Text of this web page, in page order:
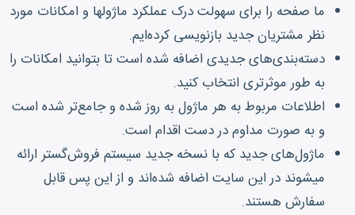
ما صفحه را برای سهولت درک عملکرد ماژولها و امکانات مورد
نظر مشتریان جدید بازنویسی کرده‌ایم.
دسته‌بندی‌های جدیدی اضافه شده است تا بتوانید امکانات را
به طور موثرتری انتخاب کنید.
اطلاعات مربوط به هر ماژول به روز شده و جامع‌تر شده است
و به صورت مداوم در دست اقدام است.
ماژول‌های جدید که با نسخه جدید سیستم فروش‌گستر ارائه
میشوند در این سایت اضافه شده‌اند و از این پس قابل
سفارش هستند.